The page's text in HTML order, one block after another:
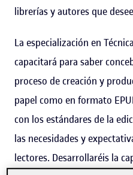
librerías y autores que
La especialización en
capacitará para saber
proceso de creación y
papel como en formato
con los estándares de la
las necesidades y
lectores. Desarrollaréis la